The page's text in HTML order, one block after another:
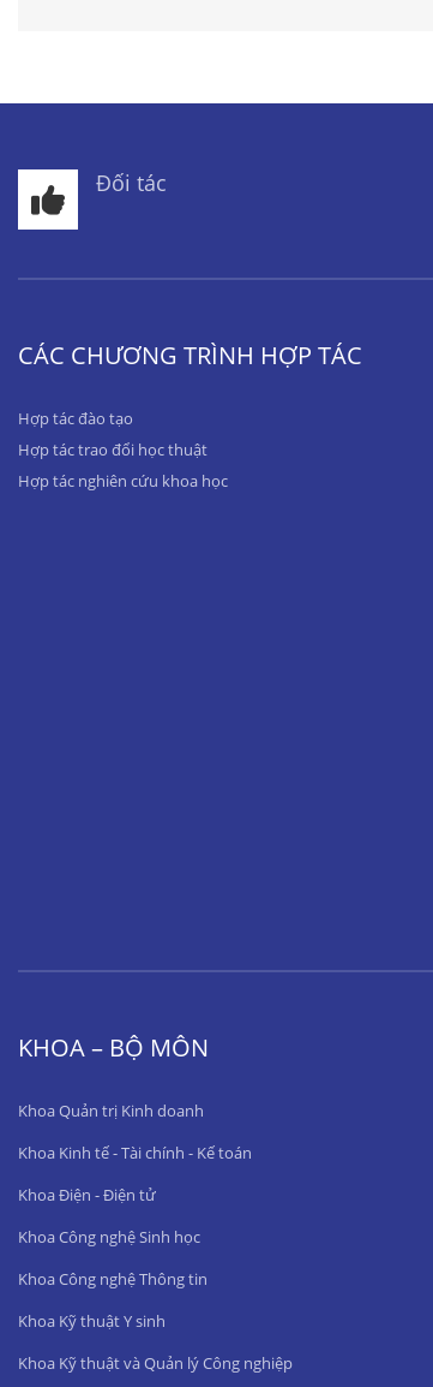
Đối tác
CÁC CHƯƠNG TRÌNH HỢP TÁC
Hợp tác đào tạo
Hợp tác trao đổi học thuật
Hợp tác nghiên cứu khoa học
KHOA – BỘ MÔN
Khoa Quản trị Kinh doanh
Khoa Kinh tế - Tài chính - Kế toán
Khoa Điện - Điện tử
Khoa Công nghệ Sinh học
Khoa Công nghệ Thông tin
Khoa Kỹ thuật Y sinh
Khoa Kỹ thuật và Quản lý Công nghiệp